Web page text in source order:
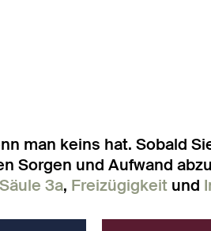
man keins hat. Sobald
Sorgen und Aufwand
Säule 3a, Freizügigkeit und